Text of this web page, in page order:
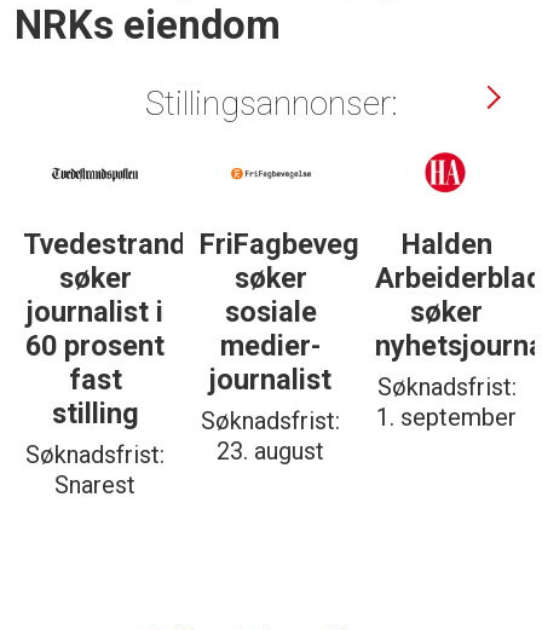
NRKs eiendom
Stillingsannonser:
Tvedestrandsposten
søker
journalist i
60 prosent
fast
stilling
Søknadsfrist:
Snarest
FriFagbevegelse
søker
sosiale
medier-
journalist
Søknadsfrist:
23. august
Halden
Arbeiderblad
søker
Søknadsfrist:
1. september